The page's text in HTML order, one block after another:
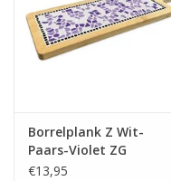
Borrelplank Z Wit-
Paars-Violet ZG
Mozaïek pakket
€13,95